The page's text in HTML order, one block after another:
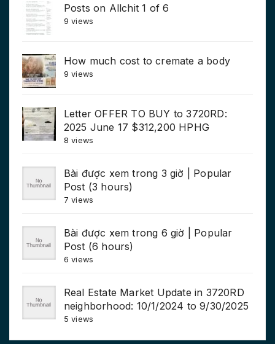
Posts on Allchit 1 of 6
9 views
How much cost to cremate a body
9 views
Letter OFFER TO BUY to 3720RD:
2025 June 17 $312,200 HPHG
8 views
Bài được xem trong 3 giờ | Popular
Post (3 hours)
7 views
Bài được xem trong 6 giờ | Popular
Post (6 hours)
6 views
Real Estate Market Update in 3720RD
neighborhood: 10/1/2024 to 9/30/2025
5 views